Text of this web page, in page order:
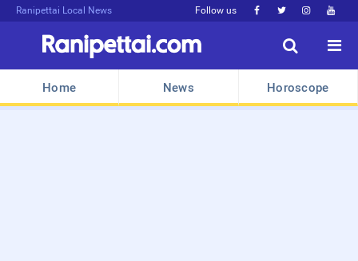
Ranipettai Local News Follow us    


Home News Horoscope